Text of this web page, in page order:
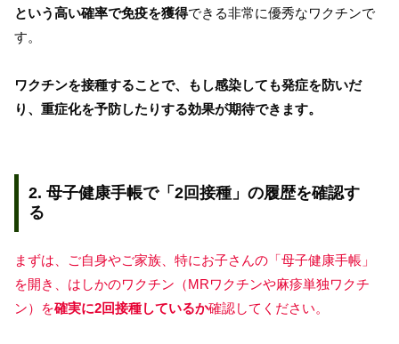
という高い確率で免疫を獲得できる非常に優秀なワクチンで
す。
ワクチンを接種することで、もし感染しても発症を防いだ
り、重症化を予防したりする効果が期待できます。
2. 母子健康手帳で「2回接種」の履歴を確認す
る
まずは、ご自身やご家族、特にお子さんの「母子健康手帳」
を開き、はしかのワクチン（MRワクチンや麻疹単独ワクチ
ン）を確実に2回接種しているか確認してください。